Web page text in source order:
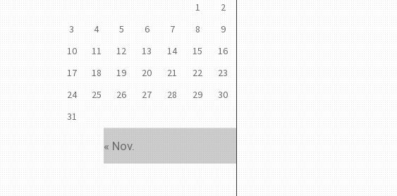
1
2
3
4 5 6 7 8
9
10
11 12 13 14 15
16
17
18 19 20 21 22
23
24
25 26 27 28 29
30
31
« Nov.